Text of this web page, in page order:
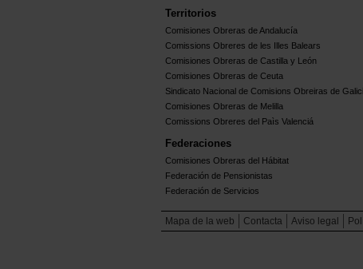
Territorios
Comisiones Obreras de Andalucía
Comissions Obreres de les Illes Balears
Comisiones Obreras de Castilla y León
Comisiones Obreras de Ceuta
Sindicato Nacional de Comisions Obreiras de
Comisiones Obreras de Melilla
Comissions Obreres del Paìs Valenciá
Federaciones
Comisiones Obreras del Hábitat
Federación de Pensionistas
Federación de Servicios
Mapa de la web Contacta Aviso legal